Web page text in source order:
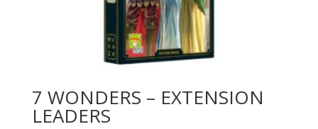
7 WONDERS – EXTENSION
LEADERS